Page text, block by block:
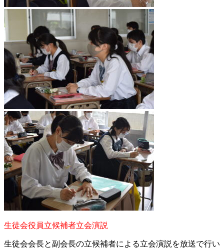
生徒会役員立候補者立会演説
生徒会会長と副会長の立候補者による立会演説を放送で行い